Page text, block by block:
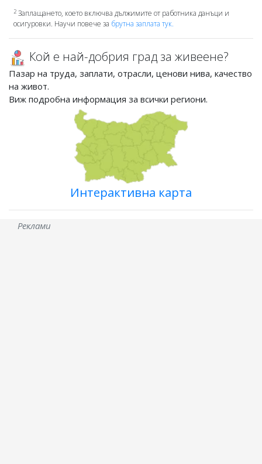
2Заплащането, което включва дължимите от работника данъци и
осигуровки. Научи повече за брутна заплата тук.
Кой е най-добрия град за живеене?
Пазар на труда, заплати, отрасли, ценови нива, качество
на живот.
Виж подробна информация за всички региони.
Интерактивна карта
Реклами